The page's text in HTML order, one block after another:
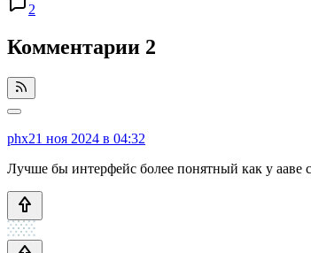
2
Комментарии 2
phx21 ноя 2024 в 04:32
Лучше бы интерфейс более понятный как у ааве